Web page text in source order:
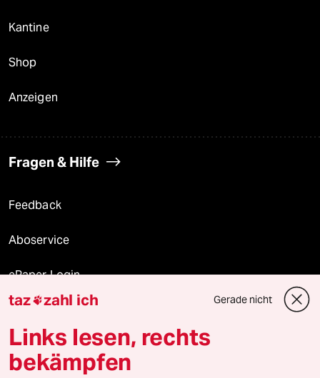
Kantine
Shop
Anzeigen
Fragen & Hilfe
Feedback
Aboservice
ePaper Login
Downloads für Abonnierende
© 2026 taz Verlags und Vertriebs GmbH
taz zahl ich Gerade nicht
Links lesen, rechts
bekämpfen